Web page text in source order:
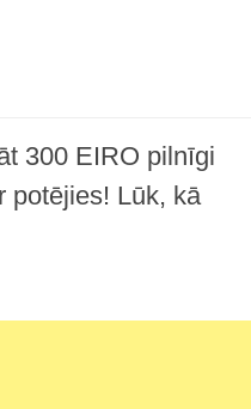
300 EIRO pilnīgi
potējies! Lūk, kā